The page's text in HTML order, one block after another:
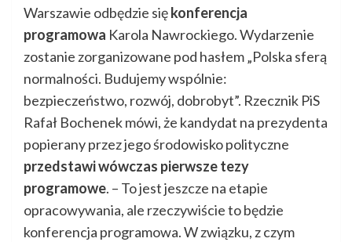
Warszawie odbędzie siękonferencja
programowa Karola Nawrockiego. Wydarzenie
zostanie zorganizowane pod hasłem „Polska sferą
normalności. Budujemy wspólnie:
bezpieczeństwo, rozwój, dobrobyt”. Rzecznik PiS
Rafał Bochenek mówi, że kandydat na prezydenta
popierany przez jego środowisko polityczne
przedstawi wówczas pierwsze tezy
programowe. – To jest jeszcze na etapie
opracowywania, ale rzeczywiście to będzie
konferencja programowa. W związku, z czym